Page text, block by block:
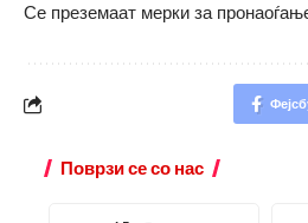
Се преземаат мерки за
Поврзи се со нас